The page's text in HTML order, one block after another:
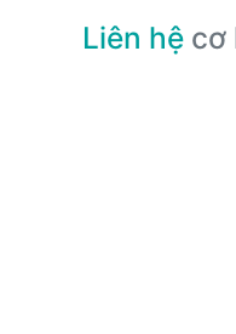
Liên hệ cơ